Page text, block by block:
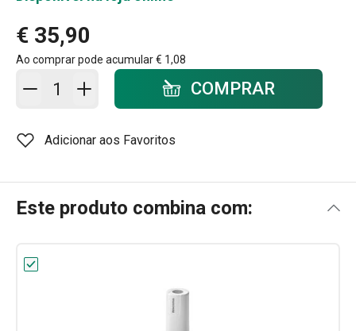
€ 35,90
Ao comprar pode acumular€ 1,08
Adicionar ao carrinho - quantidadeCOMPRAR
Adicionar aos Favoritos
Este produto combina com: